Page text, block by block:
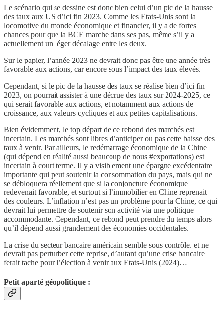
Le scénario qui se dessine est donc bien celui d’un pic de la hausse
des taux aux US d’ici fin 2023. Comme les Etats-Unis sont la
locomotive du monde économique et financier, il y a de fortes
chances pour que la BCE marche dans ses pas, même s’il y a
actuellement un léger décalage entre les deux.
Sur le papier, l’année 2023 ne devrait donc pas être une année très
favorable aux actions, car encore sous l’impact des taux élevés.
Cependant, si le pic de la hausse des taux se réalise bien d’ici fin
2023, on pourrait assister à une décrue des taux sur 2024-2025, ce
qui serait favorable aux actions, et notamment aux actions de
croissance, aux valeurs cycliques et aux petites capitalisations.
Bien évidemment, le top départ de ce rebond des marchés est
incertain. Les marchés sont libres d’anticiper ou pas cette baisse des
taux à venir. Par ailleurs, le redémarrage économique de la Chine
(qui dépend en réalité aussi beaucoup de nous #exportations) est
incertain à court terme. Il y a visiblement une épargne excédentaire
importante qui peut soutenir la consommation du pays, mais qui ne
se débloquera réellement que si la conjoncture économique
redevenait favorable, et surtout si l’immobilier en Chine reprenait
des couleurs. L’inflation n’est pas un problème pour la Chine, ce qui
devrait lui permettre de soutenir son activité via une politique
accommodante. Cependant, ce rebond peut prendre du temps alors
qu’il dépend aussi grandement des économies occidentales.
La crise du secteur bancaire américain semble sous contrôle, et ne
devrait pas perturber cette reprise, d’autant qu’une crise bancaire
ferait tache pour l’élection à venir aux Etats-Unis (2024)…
Petit aparté géopolitique :